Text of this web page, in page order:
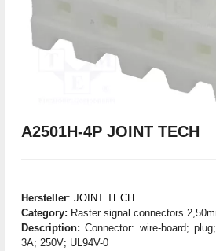
A2501H-4P JOINT TECH
Hersteller: JOINT TECH
Category: Raster signal connectors
Description: Connector: wire-board;
3A; 250V; UL94V-0